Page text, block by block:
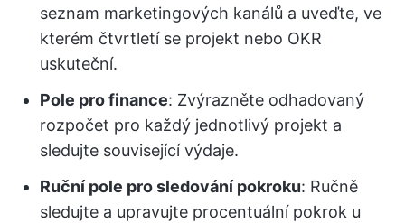
seznam marketingových kanálů a uveďte, ve
kterém čtvrtletí se projekt nebo OKR
uskuteční.
Pole pro finance: Zvýrazněte odhadovaný
rozpočet pro každý jednotlivý projekt a
sledujte související výdaje.
Ruční pole pro sledování pokroku: Ručně
sledujte a upravujte procentuální pokrok u